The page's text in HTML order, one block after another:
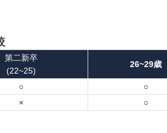
第二新卒
(22~25)
26~29歳
○ ○
× ○